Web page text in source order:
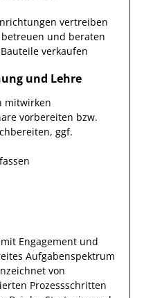
vertreiben
und beraten
verkaufen
und Lehre
mitwirken
vorbereiten bzw.
ggf.
Engagement und
Aufgabenspektrum
von
Prozessschritten